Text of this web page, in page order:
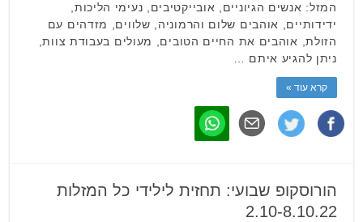
המזל: אנשים הגיוניים, אובייקטיבים, נעימי הליכות,
ידידותיים, אוהבים שלום והרמוניה, שלווים, מזדהים עם
הזולת, אוהבים את החיים הטובים, מעולים בעבודת צוות,
ניתן להגיע איתם …
קרא עוד »
הורוסקופ שבועי: תחזית לילידי כל המזלות
2.10-8.10.22